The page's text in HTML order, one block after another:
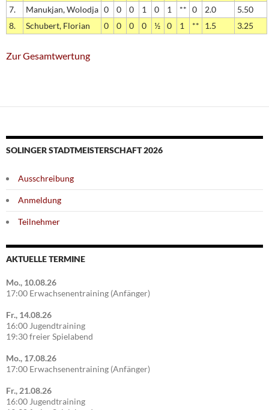
7.
Manukjan, Wolodja 0 0 0 1 0 1 ** 0 2.0
5.50
8.
Schubert, Florian 0 0 0 0 ½ 0 1 ** 1.5 3.25
Zur Gesamtwertung
SOLINGER STADTMEISTERSCHAFT 2026
Ausschreibung
Anmeldung
Teilnehmer
AKTUELLE TERMINE
Mo., 10.08.26
17:00 Erwachsenentraining (Anfänger)
Fr., 14.08.26
16:00 Jugendtraining
19:30 freier Spielabend
Mo., 17.08.26
17:00 Erwachsenentraining (Anfänger)
Fr., 21.08.26
16:00 Jugendtraining